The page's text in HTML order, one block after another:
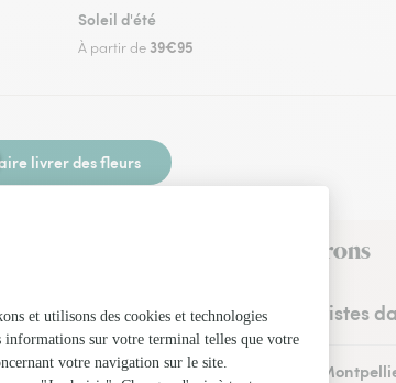
Soleil d'été
À partir de 39€95
livrer des fleurs
à Rosis et dans ses environs
Les fleuristes
Fleuristes à